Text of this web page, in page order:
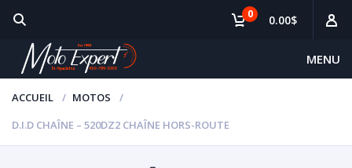
MENU
0 0.00$
ACCUEIL
MOTOS
D.I.D CHAÎNE – 520DZ2 CHAÎNE HORS-ROUTE